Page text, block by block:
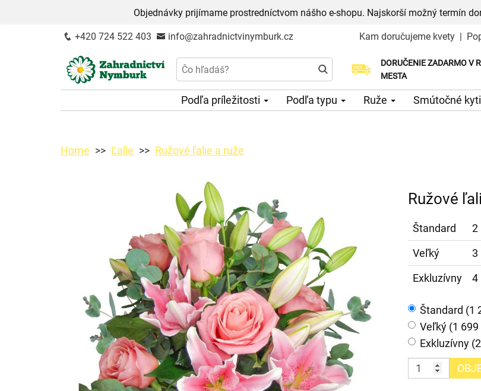
Objednávky prijímame prostredníctvom nášho e-shopu. Najskorší možný termín
+420 724 522 403 info@zahradnictvinymburk.cz Kam doručujeme kvety |
DORUČENIE ZADARMO V
MESTA
Podľa príležitosti Podľa typu Ruže Smútočné
Home Ľalie Ružové ľalie a ruže
Ružové
Štandard
2
Veľký
3
Exkluzívny
4
Štandard (1
Veľký (1 699
Exkluzívny